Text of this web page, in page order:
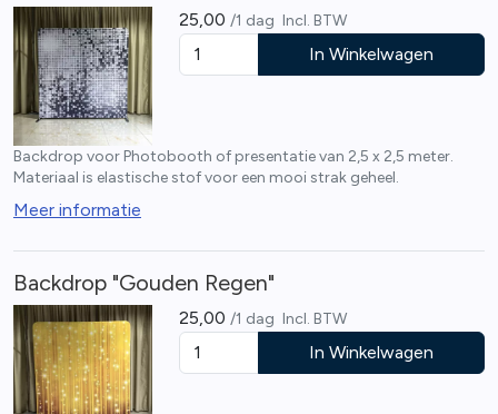
25,00 /1 dag Incl. BTW
In Winkelwagen
Backdrop voor Photobooth of presentatie van 2,5 x 2,5 meter.
Materiaal is elastische stof voor een mooi strak geheel.
Meer informatie
Backdrop "Gouden Regen"
25,00 /1 dag Incl. BTW
In Winkelwagen